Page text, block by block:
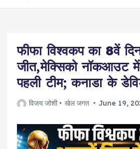
फीफा विश्वकप का 8वें
जीत,मेक्सिको नॉकआउट
पहली टीम; कनाडा के
विजय जोशी खेल जगत June 19,